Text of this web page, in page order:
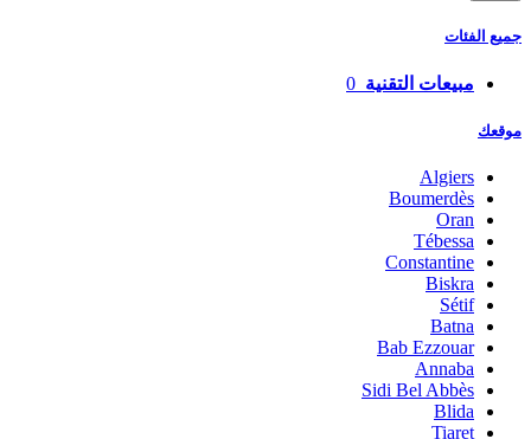
جميع الفئات
مبيعات التقنية
موقعك
Algiers
Boumerdès
Oran
Tébessa
Constantine
Biskra
Sétif
Batna
Bab Ezzouar
Annaba
Sidi Bel Abbès
Blida
Tiaret